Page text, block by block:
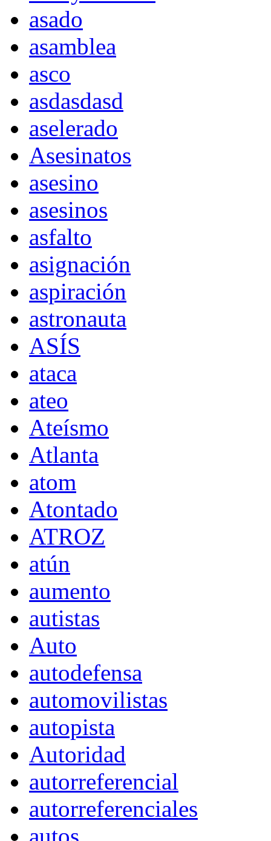
asado
asamblea
asco
asdasdasd
aselerado
Asesinatos
asesino
asesinos
asfalto
asignación
aspiración
astronauta
ASÍS
ataca
ateo
Ateísmo
Atlanta
atom
Atontado
ATROZ
atún
aumento
autistas
Auto
autodefensa
automovilistas
autopista
Autoridad
autorreferencial
autorreferenciales